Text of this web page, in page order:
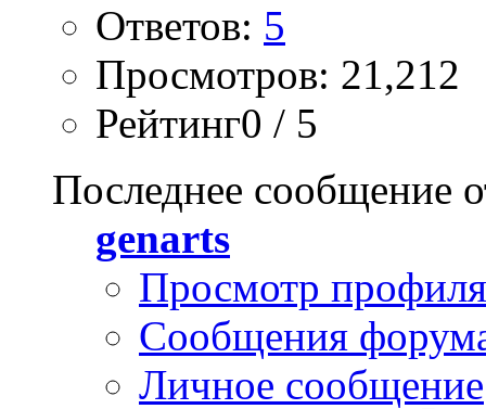
Ответов: 5
Просмотров: 21,212
Рейтинг0 / 5
Последнее сообщение
genarts
Просмотр профиля
Сообщения
Личное сообщение